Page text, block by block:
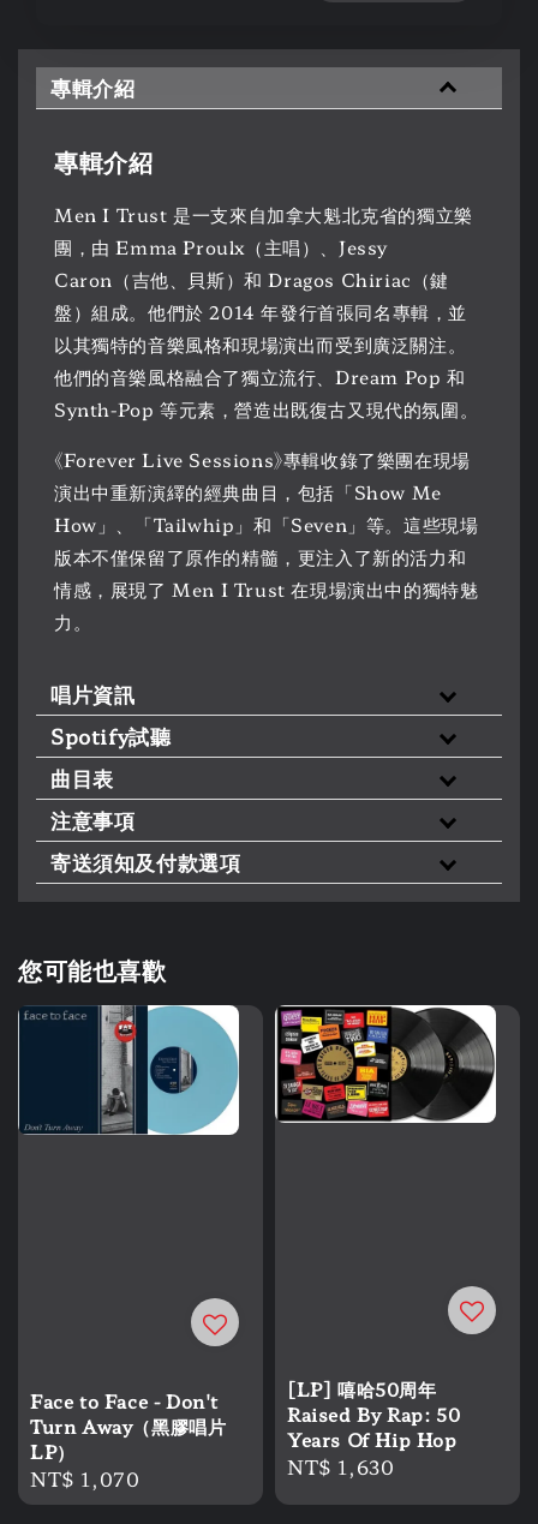
專輯介紹
專輯介紹
Men I Trust 是一支來自加拿大魁北克省的獨立樂
團，由 Emma Proulx（主唱）、Jessy
Caron（吉他、貝斯）和 Dragos Chiriac（鍵
盤）組成。他們於 2014 年發行首張同名專輯，並
以其獨特的音樂風格和現場演出而受到廣泛關注。
他們的音樂風格融合了獨立流行、Dream Pop 和
Synth-Pop 等元素，營造出既復古又現代的氛圍。
《Forever Live Sessions》專輯收錄了樂團在現場
演出中重新演繹的經典曲目，包括「Show Me
How」、「Tailwhip」和「Seven」等。這些現場
版本不僅保留了原作的精髓，更注入了新的活力和
情感，展現了 Men I Trust 在現場演出中的獨特魅
力。
唱片資訊
Spotify試聽
曲目表
注意事項
寄送須知及付款選項
您可能也喜歡
Face to Face - Don't
Turn Away（黑膠唱片
LP）
Regular
price
NT$ 1,070
[LP] 嘻哈50周年
Raised By Rap: 50
Years Of Hip Hop
Regular
NT$ 1,630